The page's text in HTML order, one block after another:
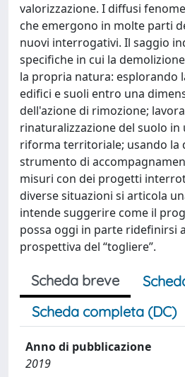
valorizzazione. I diffusi
che emergono in molte parti
nuovi interrogativi. Il saggio
specifiche in cui la
la propria natura: esplorando
edifici e suoli entro una
dell'azione di rimozione;
rinaturalizzazione del suolo
riforma territoriale; usando la
strumento di
misuri con dei progetti
diverse situazioni si articola
intende suggerire come il
possa oggi in parte ridefinirsi
prospettiva del “togliere”.
Scheda breve
Scheda completa (DC)
Anno di pubblicazione
2019